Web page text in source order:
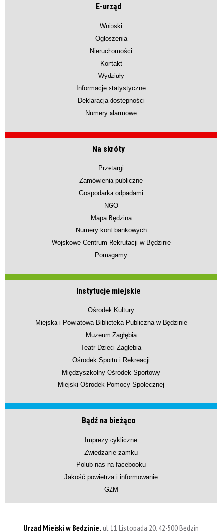
E-urząd
Wnioski
Ogłoszenia
Nieruchomości
Kontakt
Wydziały
Informacje statystyczne
Deklaracja dostępności
Numery alarmowe
Na skróty
Przetargi
Zamówienia publiczne
Gospodarka odpadami
NGO
Mapa Będzina
Numery kont bankowych
Wojskowe Centrum Rekrutacji w Będzinie
Pomagamy
Instytucje miejskie
Ośrodek Kultury
Miejska i Powiatowa Biblioteka Publiczna w Będzinie
Muzeum Zagłębia
Teatr Dzieci Zagłębia
Ośrodek Sportu i Rekreacji
Międzyszkolny Ośrodek Sportowy
Miejski Ośrodek Pomocy Społecznej
Bądź na bieżąco
Imprezy cykliczne
Zwiedzanie zamku
Polub nas na facebooku
Jakość powietrza i informowanie
GZM
Urząd Miejski w Będzinie, ul. 11 Listopada 20, 42-500 Będzin